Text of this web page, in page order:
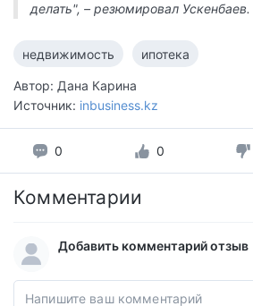
делать", – резюмировал Ускенбаев.
недвижимость ипотека
Автор: Дана Карина
Источник: inbusiness.kz
0 0
Комментарии
Добавить комментарий отзыв